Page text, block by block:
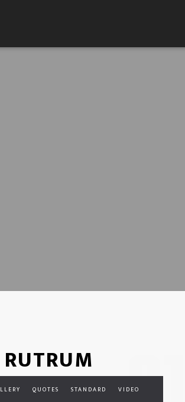
QUOTES STANDARD VIDEO